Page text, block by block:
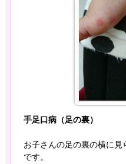
手足口病（足の裏）
お子さんの足の裏の横に
です。